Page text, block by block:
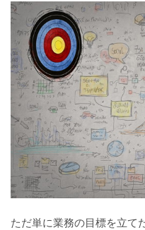
ただ単に業務の目標を立て